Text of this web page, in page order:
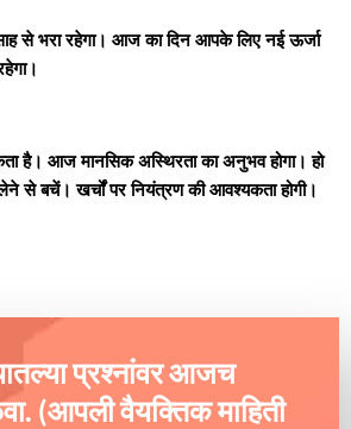
से भरा रहेगा। आज का दिन आपके लिए नई ऊर्जा
है। आज मानसिक अस्थिरता का अनुभव होगा। हो
से बचें। खर्चों पर नियंत्रण की आवश्यकता होगी।
प्रश्नांवर आजच
(आपली वैयक्तिक माहिती